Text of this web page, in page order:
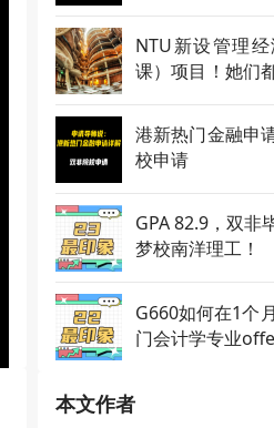
NTU新设管理
课）项目！她们
港新热门金融申
校申请
GPA 82.9，双非
梦校南洋理工！
G660如何在1个
门会计学专业
本文作者